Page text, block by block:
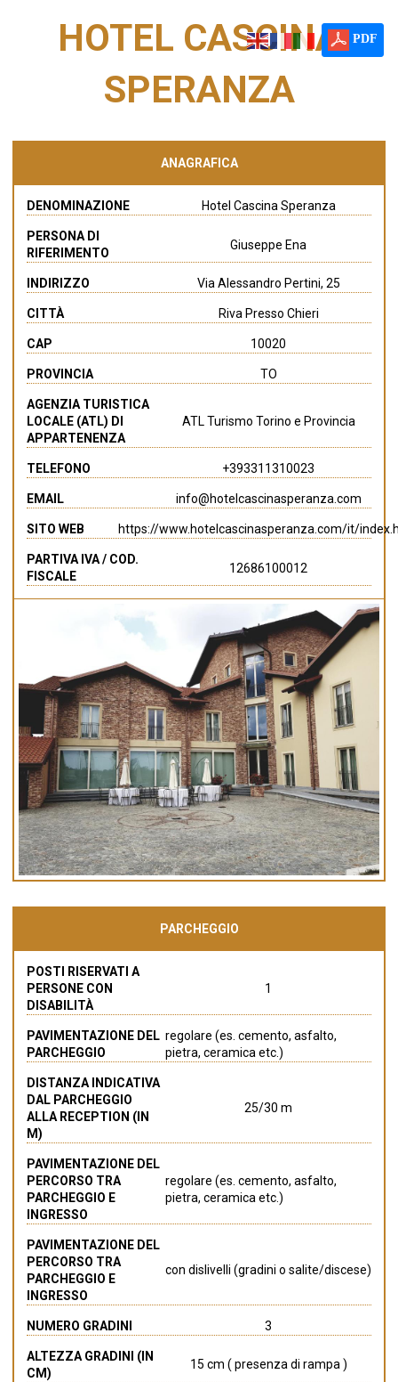
PDF
HOTEL CASCINA
SPERANZA
ANAGRAFICA
DENOMINAZIONE Hotel Cascina Speranza
PERSONA DI
RIFERIMENTO
Giuseppe Ena
INDIRIZZO Via Alessandro Pertini, 25
CITTÀ Riva Presso Chieri
CAP 10020
PROVINCIA TO
AGENZIA TURISTICA
LOCALE (ATL) DI
APPARTENENZA
ATL Turismo Torino e Provincia
TELEFONO +393311310023
EMAIL info@hotelcascinasperanza.com
SITO WEB https://www.hotelcascinasperanza.com/it/
PARTIVA IVA / COD.
FISCALE
12686100012
PARCHEGGIO
POSTI RISERVATI A
PERSONE CON
DISABILITÀ
1
PAVIMENTAZIONE DEL
PARCHEGGIO
regolare (es. cemento, asfalto,
pietra, ceramica etc.)
DISTANZA INDICATIVA
DAL PARCHEGGIO
ALLA RECEPTION (IN
M)
25/30 m
PAVIMENTAZIONE DEL
PERCORSO TRA
PARCHEGGIO E
INGRESSO
regolare (es. cemento, asfalto,
pietra, ceramica etc.)
PAVIMENTAZIONE DEL
PERCORSO TRA
PARCHEGGIO E
INGRESSO
con dislivelli (gradini o salite/discese)
NUMERO GRADINI 3
ALTEZZA GRADINI (IN
CM)
15 cm ( presenza di rampa )